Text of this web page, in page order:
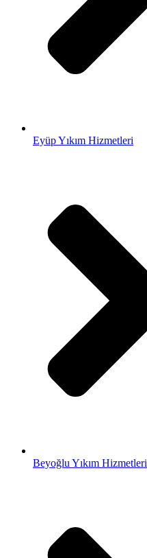
Eyüp Yıkım Hizmetleri
Beyoğlu Yıkım Hizmetleri